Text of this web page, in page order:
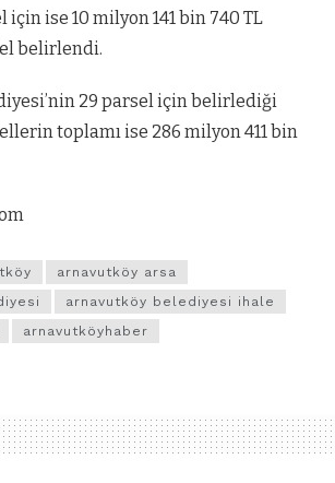
için ise 10 milyon 141 bin 740 TL
belirlendi.
29 parsel için belirlediği
toplamı ise 286 milyon 411 bin
arnavutköy arsa
arnavutköy belediyesi ihale
arnavutköyhaber